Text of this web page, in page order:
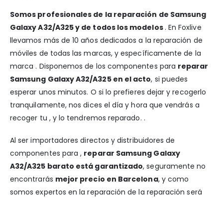
Somos profesionales de la reparación de Samsung
Galaxy A32/A325 y de todos los modelos. En Foxlive
llevamos más de 10 años dedicados a la reparación de
móviles de todas las marcas, y específicamente de la
marca . Disponemos de los componentes para reparar
Samsung Galaxy A32/A325 en el acto, si puedes
esperar unos minutos. O si lo prefieres dejar y recogerlo
tranquilamente, nos dices el día y hora que vendrás a
recoger tu , y lo tendremos reparado. .
Al ser importadores directos y distribuidores de
componentes para , reparar Samsung Galaxy
A32/A325 barato está garantizado, seguramente no
encontrarás mejor precio en Barcelona, y como
somos expertos en la reparación de la reparación será